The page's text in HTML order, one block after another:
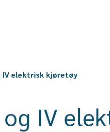
IV elektrisk kjøretøy
IV